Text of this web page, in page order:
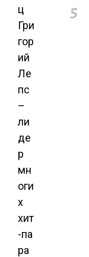
ц
Гри
гор
ий
Ле
пс
–
ли
де
р
мн
оги
х
хит
-па
ра